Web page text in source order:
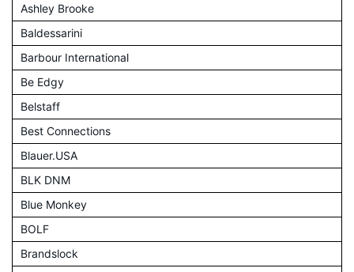
Ashley Brooke
Baldessarini
Barbour International
Be Edgy
Belstaff
Best Connections
Blauer.USA
BLK DNM
Blue Monkey
BOLF
Brandslock